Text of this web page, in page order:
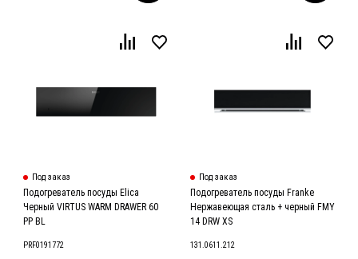
Под заказ
Подогреватель посуды Elica
Черный VIRTUS WARM DRAWER 60
PP BL
PRF0191772
Под заказ
Подогреватель посуды Franke
Нержавеющая сталь + черный FMY
14 DRW XS
131.0611.212